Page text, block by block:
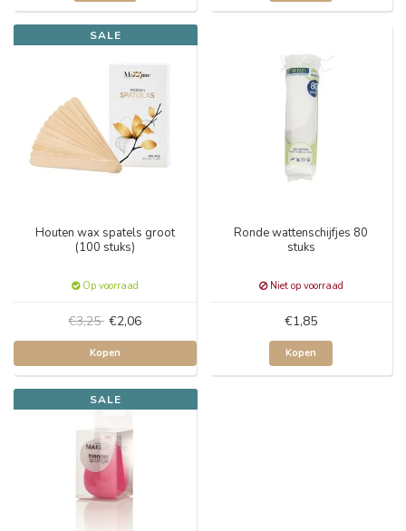
SALE
Houten wax spatels groot
(100 stuks)
Op voorraad
€3,25 €2,06
Kopen
Ronde wattenschijfjes 80
stuks
Niet op voorraad
€1,85
Kopen
SALE